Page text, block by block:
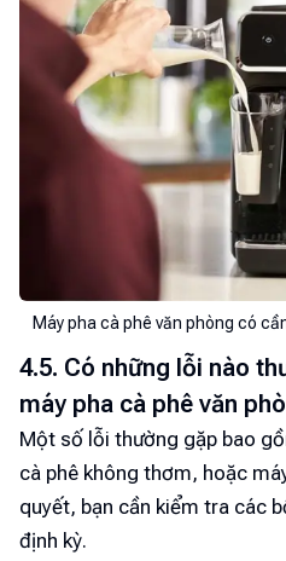
Máy pha cà phê văn phòng có
4.5. Có những lỗi nào
máy pha cà phê văn
Một số lỗi thường gặp bao
cà phê không thơm, hoặc
quyết, bạn cần kiểm tra các
định kỳ.